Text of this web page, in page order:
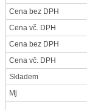
Cena bez DPH
Cena vč. DPH
Cena bez DPH
Cena vč. DPH
Skladem
Mj